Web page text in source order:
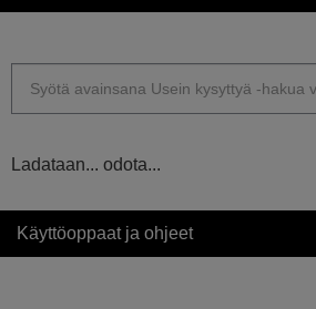
Ladataan... odota...
Käyttöoppaat ja ohjeet